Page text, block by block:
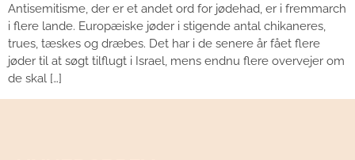
Antisemitisme, der er et andet ord for jødehad, er i fremmarch
i flere lande. Europæiske jøder i stigende antal chikaneres,
trues, tæskes og dræbes. Det har i de senere år fået flere
jøder til at søgt tilflugt i Israel, mens endnu flere overvejer om
de skal […]